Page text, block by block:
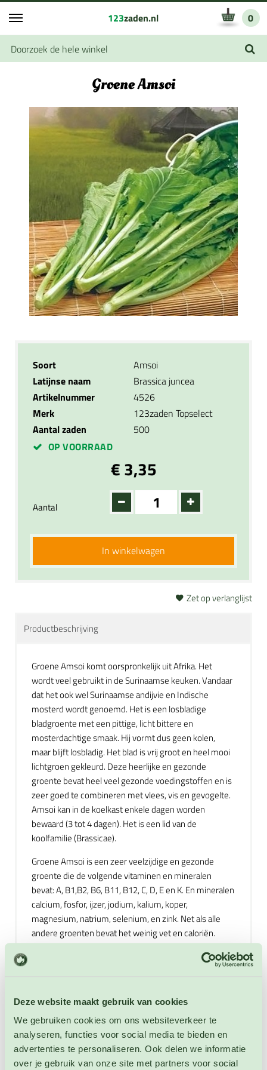
Deze website maakt gebruik van cookies
We gebruiken cookies om ons websiteverkeer te
analyseren, functies voor social media te bieden en
advertenties te personaliseren. Ook delen we informatie
over je gebruik van onze site met partners voor social
123zaden.nl 0
Groene Amsoi
Soort
Amsoi
Latijnse naam
Brassica juncea
Artikelnummer
4526
Merk
123zaden Topselect
Aantal zaden
500
OP VOORRAAD
€ 3,35
Aantal
In winkelwagen
Zet op verlanglijst
Productbeschrijving
Groene Amsoi komt oorspronkelijk uit Afrika. Het
wordt veel gebruikt in de Surinaamse keuken. Vandaar
dat het ook wel Surinaamse andijvie en Indische
mosterd wordt genoemd. Het is een losbladige
bladgroente met een pittige, licht bittere en
mosterdachtige smaak. Hij vormt dus geen kolen,
maar blijft losbladig. Het blad is vrij groot en heel mooi
lichtgroen gekleurd. Deze heerlijke en gezonde
groente bevat heel veel gezonde voedingstoffen en is
zeer goed te combineren met vlees, vis en gevogelte.
Amsoi kan in de koelkast enkele dagen worden
bewaard (3 tot 4 dagen). Het is een lid van de
koolfamilie (Brassicae).
Groene Amsoi is een zeer veelzijdige en gezonde
groente die de volgende vitaminen en mineralen
bevat: A, B1,B2, B6, B11, B12, C, D, E en K. En mineralen
calcium, fosfor, ijzer, jodium, kalium, koper,
magnesium, natrium, selenium, en zink. Net als alle
andere groenten bevat het weinig vet en caloriën.
Amsoi bevat wel veel verzadigde - en onverzadigde
vetzuren en voedingsvezels en veel water. Het is ook
gebakken, gewokt, gestoomd, geblancheerd, in de
oven worden bereid, gebruikt als vervanging van
spinazie en andijvie en rauw en fijn gesneden worden
als rauwkost of salade. Gebruik 400 gram per persoon
om uiteindelijk op 200 gram bereide groente uit te